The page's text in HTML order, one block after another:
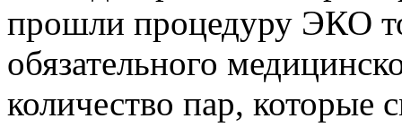
прошли процедуру ЭКО
обязательного
количество пар, которые